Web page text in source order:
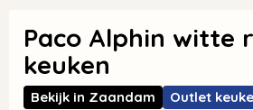
Paco Alphin witte
keuken
Bekijk in Zaandam Outlet